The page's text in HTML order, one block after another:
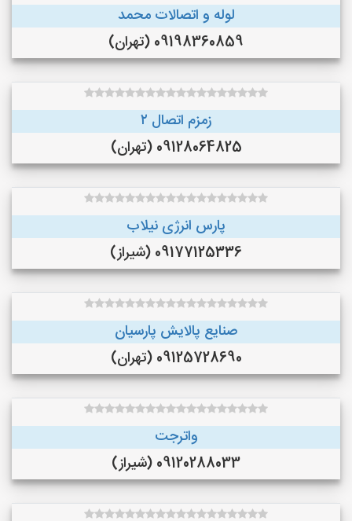
لوله و اتصالات محمد
09198360859 (تهران)
زمزم اتصال ۲
09128064825 (تهران)
پارس انرژی نیلاب
09177125336 (شیراز)
صنایع پالایش پارسیان
09125728690 (تهران)
واترجت
09120288033 (شیراز)